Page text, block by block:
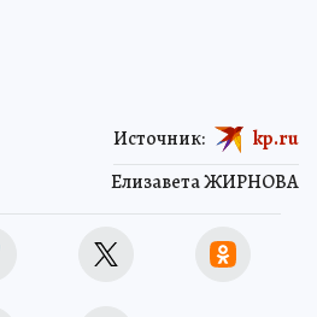
Елизавета ЖИРНОВА
Источник: kp.ru